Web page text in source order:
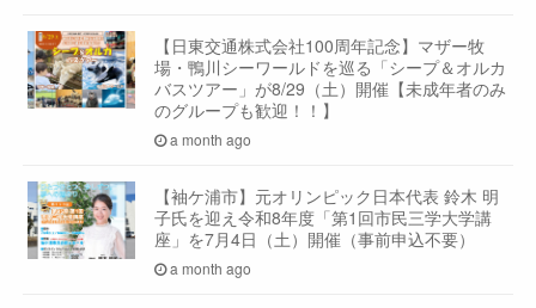
【日東交通株式会社100周年記念】マザー牧
場・鴨川シーワールドを巡る「シープ＆オルカ
バスツアー」が8/29（土）開催【未成年者のみ
のグループも歓迎！！】
a month ago
【袖ケ浦市】元オリンピック日本代表 鈴木 明
子氏を迎え令和8年度「第1回市民三学大学講
座」を7月4日（土）開催（事前申込不要）
a month ago